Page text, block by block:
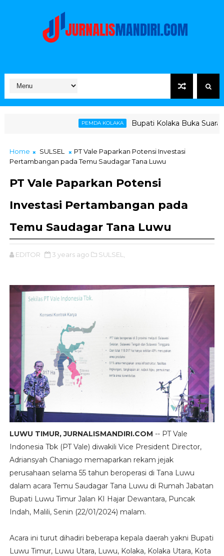
Bupati Kolaka Buka Suara Soal
Home SULSEL
PT Vale Paparkan Potensi Investasi
Pertambangan pada Temu Saudagar Tana Luwu
PT Vale Paparkan Potensi
Investasi Pertambangan pada
Temu Saudagar Tana Luwu
EDITOR 3 years ago SULSEL,
LUWU TIMUR, JURNALISMANDIRI.COM -- PT Vale
Indonesia Tbk (PT Vale) diwakili Vice President Director,
Adriansyah Chaniago memaparkan rekam jejak
perusahaan selama 55 tahun beroperasi di Tana Luwu
dalam acara Temu Saudagar Tana Luwu di Rumah Jabatan
Bupati Luwu Timur Jalan KI Hajar Dewantara, Puncak
Indah, Malili, Senin (22/01/2024) malam.
Acara ini turut dihadiri beberapa kepala daerah yakni Bupati
Luwu Timur, Luwu Utara, Luwu, Kolaka, Kolaka Utara, Kota